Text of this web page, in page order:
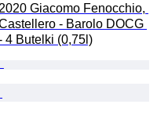
2020 Giacomo Fenocchio,
- Barolo DOCG
4 Butelki (0,75l)